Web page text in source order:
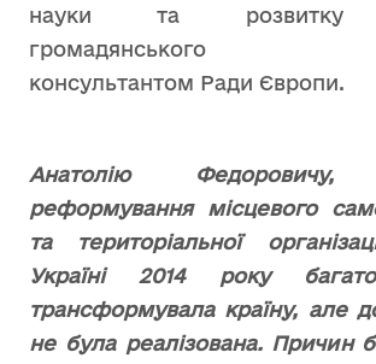
науки та розвитку
громадянського
консультантом Ради Європи.
Анатолію Федоровичу,
реформування місцевого
та територіальної
Україні 2014 року
трансформувала країну, але
не була реалізована. Причин